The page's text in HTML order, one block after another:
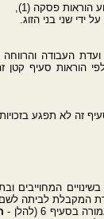
שני בני הזוג.
העבודה
הוראות סעיף
זה לא תפגע
6, 7(ג)(3) ו-(ד), 7א ו9-(ג) יחול,
לביתה לשם
6 (להלן -